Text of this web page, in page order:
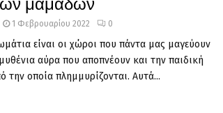
μαμάδων
1 Φεβρουαρίου 2022 0
είναι οι χώροι που πάντα μας μαγεύουν
αύρα που αποπνέουν και την παιδική
την οποία πλημμυρίζονται. Αυτά...